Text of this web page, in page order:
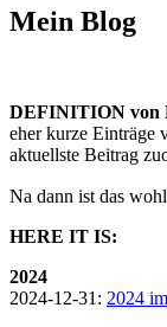
Mein Blog
DEFINITION von
eher kurze Einträge
aktuellste Beitrag
Na dann ist das
HERE IT IS:
2024
2024-12-31: 2024